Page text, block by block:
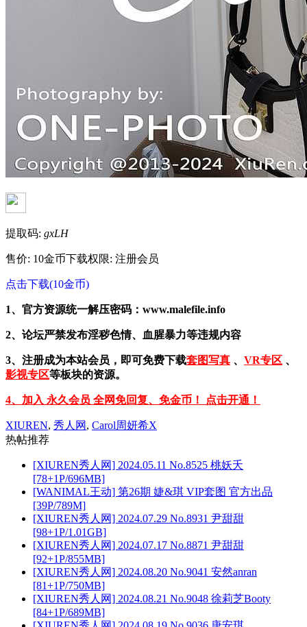
提取码: gxLH
售价: 10金币下载权限: 注册会员
点击下载(10金币)
1、官方资源统一解压密码：www.malefile.info
2、论坛严禁发布淫秽色情、血腥暴力等违规内容
3、注册成为本站会员，即可免费下载套图写真 、 VR专区 、
影视专区等板块的资源。
4、加入 永久会员 全网免回复、免金币！ 点击开通！
XIUREN, 秀人网 , Carol周妍希X
热帖推荐
[XIUREN秀人网] 2024.05.11 No.8525 桃妖夭
[78+1P/696MB]
[WANIMAL王动] 第26期 婕&琪 VIP套图 官方出品
[39P/789M]
[XIUREN秀人网] 2024.07.29 No.8931 尹甜甜
[98+1P/1.01GB]
[XIUREN秀人网] 2024.07.17 No.8871 尹甜甜
[92+1P/855MB]
[XIUREN秀人网] 2024.08.20 No.9041 安然anran
[81+1P/750MB]
[XIUREN秀人网] 2024.08.21 No.9048 徐莉芝Booty
[84+1P/689MB]